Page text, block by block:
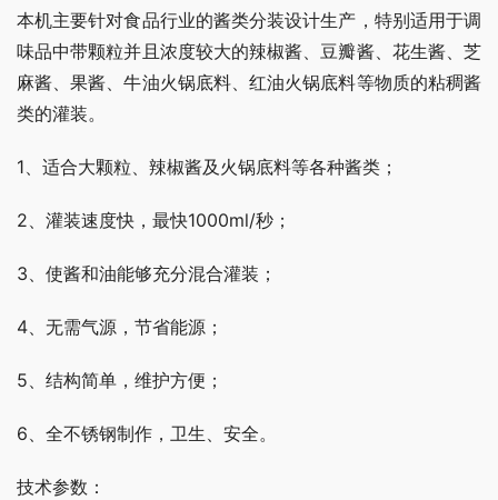
本机主要针对食品行业的酱类分装设计生产，特别适用于调
味品中带颗粒并且浓度较大的辣椒酱、豆瓣酱、花生酱、芝
麻酱、果酱、牛油火锅底料、红油火锅底料等物质的粘稠酱
类的灌装。
1、适合大颗粒、辣椒酱及火锅底料等各种酱类；
2、灌装速度快，最快1000ml/秒；
3、使酱和油能够充分混合灌装；
4、无需气源，节省能源；
5、结构简单，维护方便；
6、全不锈钢制作，卫生、安全。
技术参数：